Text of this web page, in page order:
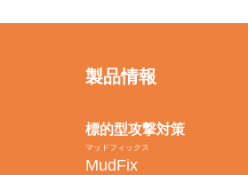
製品情報
標的型攻撃対策
マッドフィックス
MudFix